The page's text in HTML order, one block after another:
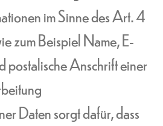
im Sinne des Art. 4
zum Beispiel Name, E-
Anschrift einer
Daten sorgt dafür, dass